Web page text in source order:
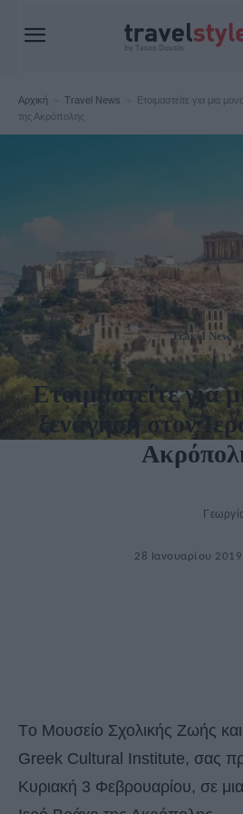
Αρχική Travel News
Ετοιμαστείτε για μια
της Ακρόπολης
Travel News
Ετοιμαστείτε για
ξενάγηση στον
28 Ιανουαρίου
Tο Μουσείο Σχολικής Ζωής
Greek Cultural Institute, σας
Κυριακή 3 Φεβρουαρίου, σε